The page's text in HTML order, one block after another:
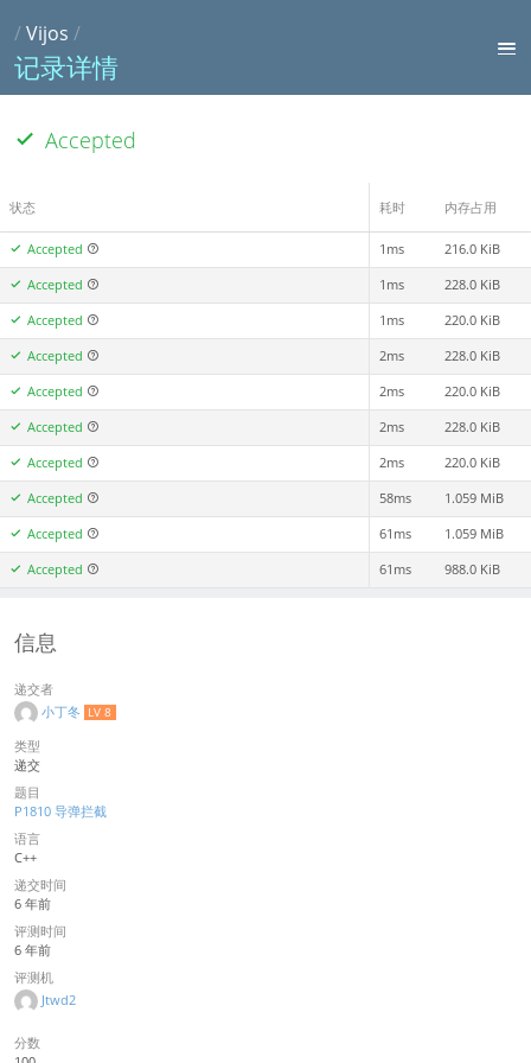
/Vijos /
记录详情
Accepted
状态 耗时 内存占用
Accepted 1ms 216.0 KiB
Accepted 1ms 228.0 KiB
Accepted 1ms 220.0 KiB
Accepted 2ms 228.0 KiB
Accepted 2ms 220.0 KiB
Accepted 2ms 228.0 KiB
Accepted 2ms 220.0 KiB
Accepted 58ms 1.059 MiB
Accepted 61ms 1.059 MiB
Accepted 61ms 988.0 KiB
信息
递交者
小丁冬 LV 8
类型
递交
题目
P1810 导弹拦截
语言
C++
递交时间
6 年前
评测时间
6 年前
评测机
Jtwd2
分数